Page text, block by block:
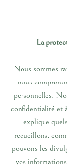
La
Nous sommes
nous
personnelles.
confidentialité et
explique
recueillons,
pouvons les
vos